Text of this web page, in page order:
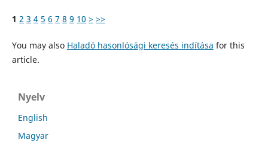
1 2 3 4 5 6 7 8 9 10 > >>
You may also Haladó hasonlósági keresés indítása for this
article.
Nyelv
English
Magyar